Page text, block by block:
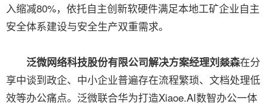
入缩减80%，依托自主创新软硬件满足本地工矿企业自主
安全体系建设与安全生产双重需求。
泛微网络科技股份有限公司解决方案经理刘燚森在分
享中谈到政企、中小企业普遍存在流程繁琐、文档处理低
效等办公痛点。泛微联合华为打造Xiaoe.AI数智办公一体